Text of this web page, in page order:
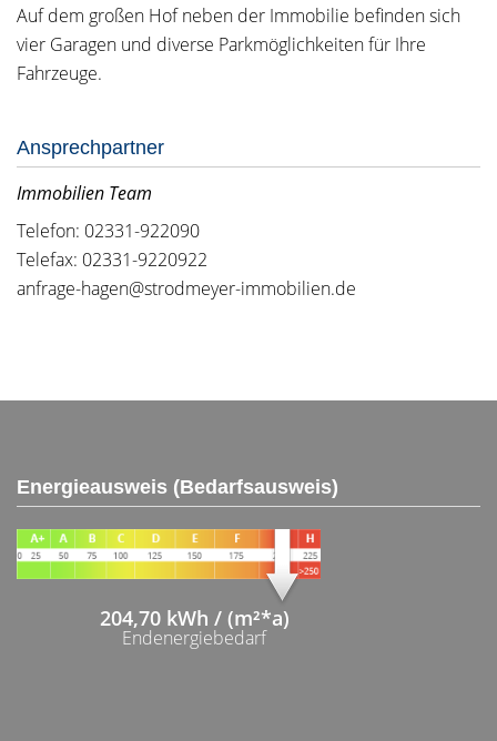
Auf dem großen Hof neben der Immobilie befinden sich
vier Garagen und diverse Parkmöglichkeiten für Ihre
Fahrzeuge.
Ansprechpartner
Immobilien Team
Telefon: 02331-922090
Telefax: 02331-9220922
anfrage-hagen@strodmeyer-immobilien.de
Energieausweis (Bedarfsausweis)
204,70 kWh / (m²*a)
Endenergiebedarf